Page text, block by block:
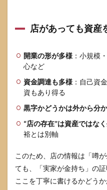
店があっても資産
開業の形が多様 ：小規模
心など
資金調達も多様 ：自己資
資もあり得る
黒字かどうかは外から分
“店の存在”は資産ではな
裕とは別軸
このため、店の情報は「噂
ても、「実家が金持ち」の証
ここを丁寧に書けるかどう